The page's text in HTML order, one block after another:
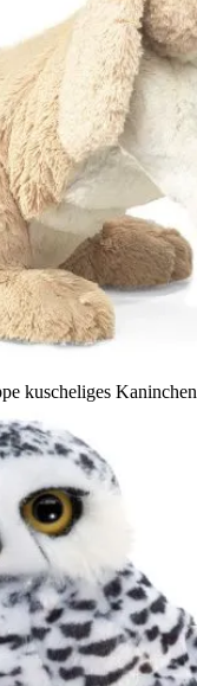
kuscheliges Kaninchen